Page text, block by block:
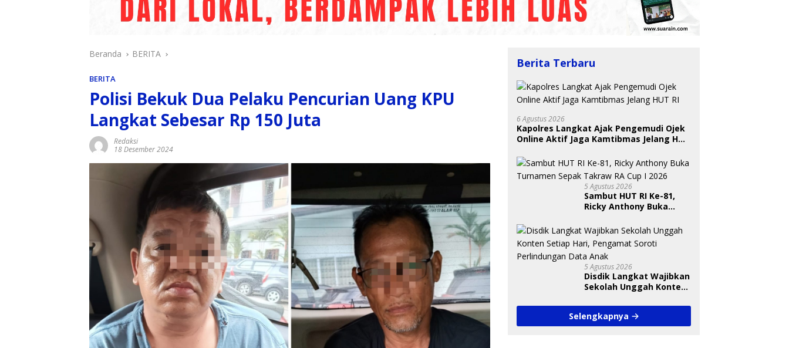
Beranda BERITA
BERITA
Polisi Bekuk Dua Pelaku Pencurian Uang KPU
Langkat Sebesar Rp 150 Juta
Redaksi
18 Desember 2024
Berita Terbaru
6 Agustus 2026
Kapolres Langkat Ajak Pengemudi Ojek
Online Aktif Jaga Kamtibmas Jelang HUT
5 Agustus 2026
Sambut HUT RI Ke-81,
Ricky Anthony Buka
Takraw RA Cup I 2026
5 Agustus 2026
Disdik Langkat Wajibkan
Sekolah Unggah Konten
Soroti Perlindungan
Data Anak
Selengkapnya